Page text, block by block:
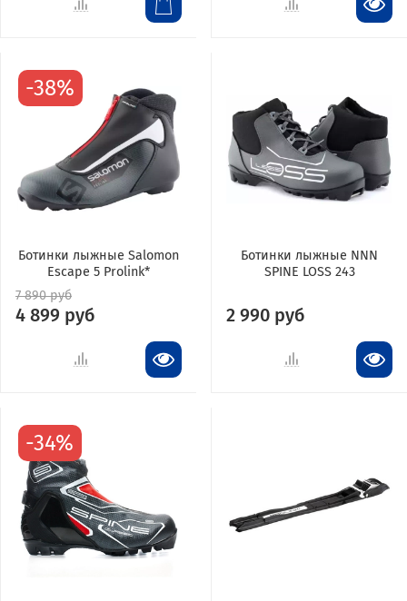
-38%
Ботинки лыжные Salomon
Escape 5 Prolink*
7 890 руб
4 899 руб
Ботинки лыжные NNN
SPINE LOSS 243
2 990 руб
-34%